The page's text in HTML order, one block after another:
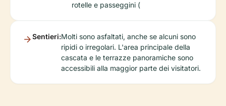
rotelle e passeggini (
Sentieri:Molti sono asfaltati, anche se alcuni sono
ripidi o irregolari. L'area principale della
cascata e le terrazze panoramiche sono
accessibili alla maggior parte dei visitatori.